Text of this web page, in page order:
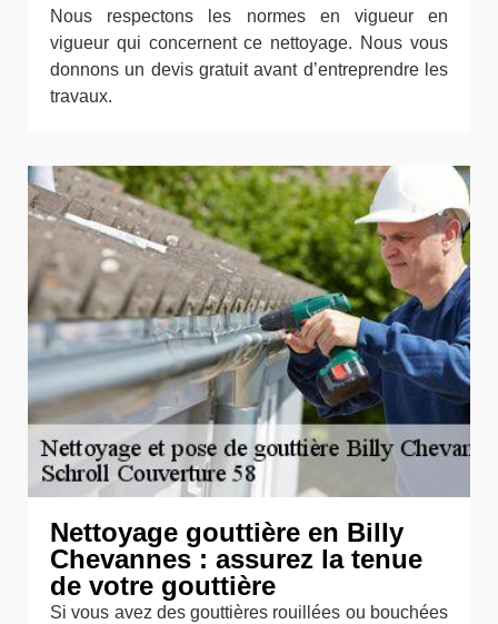
Nous respectons les normes en vigueur en
vigueur qui concernent ce nettoyage. Nous vous
donnons un devis gratuit avant d’entreprendre les
travaux.
Nettoyage gouttière en Billy
Chevannes : assurez la tenue
de votre gouttière
Si vous avez des gouttières rouillées ou bouchées